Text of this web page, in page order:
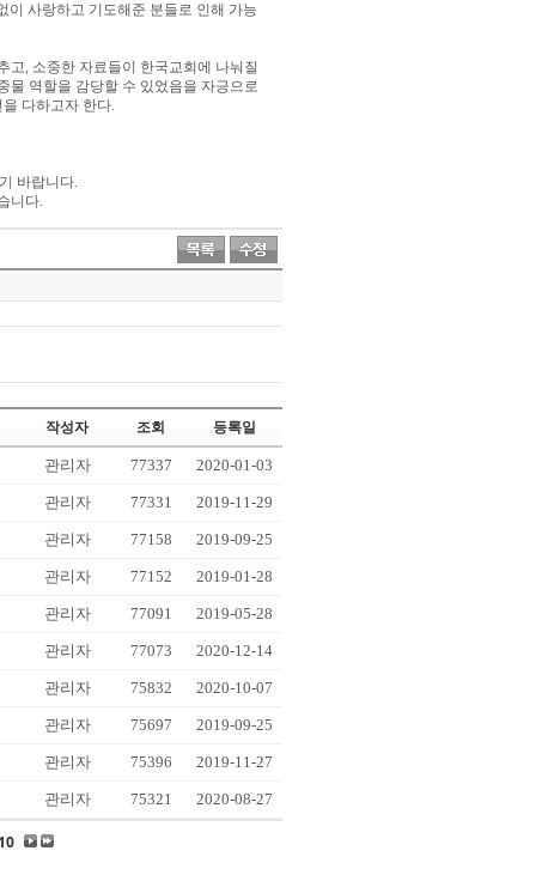
이 사랑하고 기도해준 분들로 인해 가능
고, 소중한 자료들이 한국교회에 나눠질
물 역할을 감당할 수 있었음을 자긍으로
다하고자 한다.
바랍니다.
니다.
작성자 조회 등록일
관리자 77337 2020-01-03
관리자 77331 2019-11-29
관리자 77158 2019-09-25
관리자 77152 2019-01-28
관리자 77091 2019-05-28
관리자 77073 2020-12-14
관리자 75832 2020-10-07
관리자 75697 2019-09-25
관리자 75396 2019-11-27
관리자 75321 2020-08-27
10